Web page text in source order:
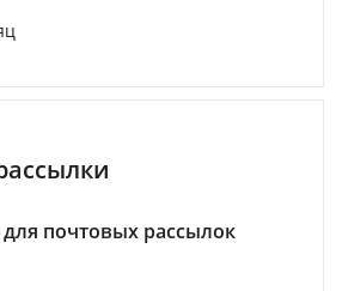
почтовых рассылок